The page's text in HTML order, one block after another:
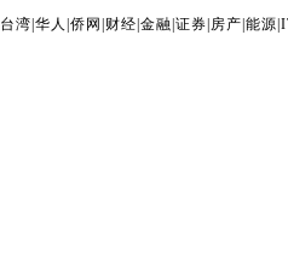
台湾 华人 侨网 财经 金融 证券 房产 能源